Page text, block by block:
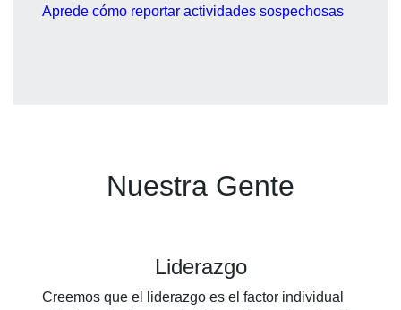
Aprede cómo reportar actividades sospechosas
Nuestra Gente
Liderazgo
Creemos que el liderazgo es el factor individual